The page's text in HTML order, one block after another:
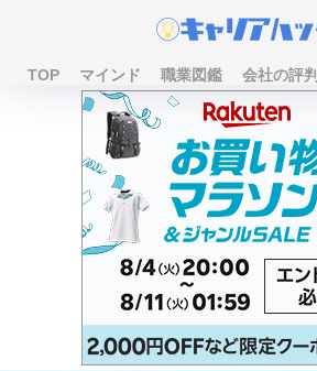
TOP マインド 職業図鑑 会社の評判